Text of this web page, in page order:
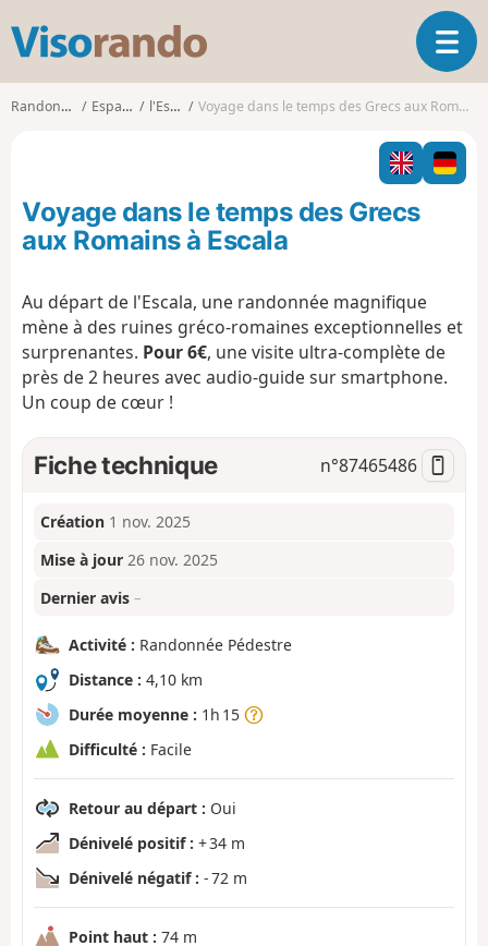
s
o
o
O
u
i
r
l
g
n
Randonnées Espagne l'Escala Voyage dans le temps des Grecs aux Romains à Escala
Voyage dans le temps des Grecs
aux Romains à Escala
Au départ de l'Escala, une randonnée magnifique
mène à des ruines gréco-romaines exceptionnelles et
surprenantes. Pour 6€, une visite ultra-complète de
près de 2 heures avec audio-guide sur smartphone.
Un coup de cœur !
Fiche technique n°87465486
Création 1 nov. 2025
Mise à jour 26 nov. 2025
Dernier avis –
Activité : Randonnée Pédestre
Distance : 4,10 km
Durée moyenne : 1h 15
Difficulté : Facile
Retour au départ : Oui
Dénivelé positif : + 34 m
Dénivelé négatif : - 72 m
Point haut : 74 m